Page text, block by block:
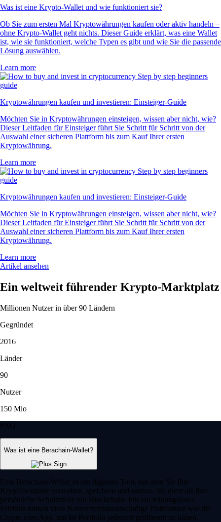
Was ist eine Krypto-Wallet und wie funktioniert sie?
Ob Sie zum ersten Mal Kryptowährungen kaufen oder aktiv handeln –
ohne Krypto-Wallet geht nichts. Dieser Guide erklärt, was eine Wallet
ist, wie sie funktioniert, welche Typen es gibt und wie Sie die passende
Lösung auswählen.
Learn more
Kryptowährungen kaufen und investieren: Einsteiger-Guide
Möchten Sie in Kryptowährungen einsteigen, wissen aber nicht, wie?
Dieser Leitfaden für Einsteiger führt Sie Schritt für Schritt von der
Auswahl einer sicheren Plattform bis zum Kauf Ihrer ersten
Kryptowährung.
Learn more
Kryptowährungen kaufen und investieren: Einsteiger-Guide
Möchten Sie in Kryptowährungen einsteigen, wissen aber nicht, wie?
Dieser Leitfaden für Einsteiger führt Sie Schritt für Schritt von der
Auswahl einer sicheren Plattform bis zum Kauf Ihrer ersten
Kryptowährung.
Learn more
Artikel ansehen
Ein weltweit führender Krypto-Marktplatz
Millionen Nutzer in über 90 Ländern
Gegründet
2016
Länder
90
Nutzer
150 Mio
FAQ
Was ist eine Berachain-Wallet?
Eine Berachain-Wallet ist ein digitales Tool, mit dem Sie Ihre
Kryptobestände verwalten, speichern und nutzen. Sie dient als Ihre
persönliche Schnittstelle zur Blockchain. Für ein reibungsloses
Erlebnis nutzen viele Nutzer vertrauenswürdige Plattformen wie die
Crypto.com App, um ihr Portfolio jederzeit griffbereit zu haben.